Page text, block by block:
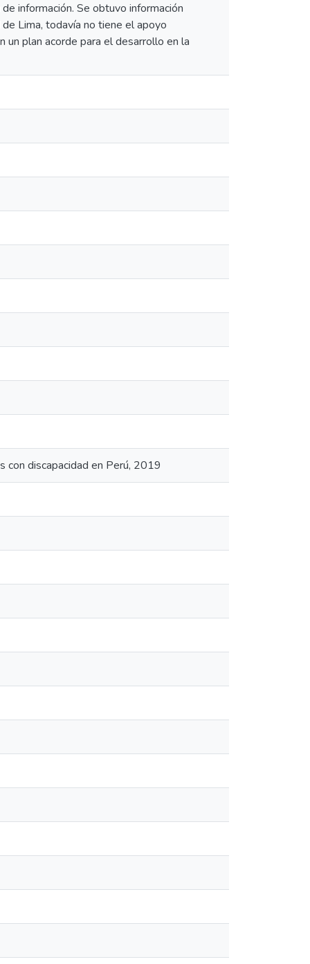
información. Se obtuvo información
Lima, todavía no tiene el apoyo
un plan acorde para el desarrollo en la
discapacidad en Perú, 2019